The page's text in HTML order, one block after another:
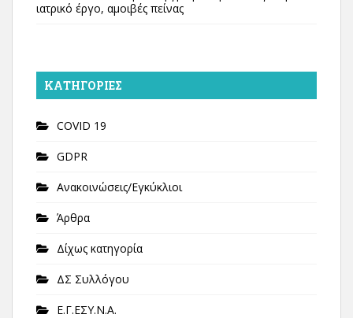
ιατρικό έργο, αμοιβές πείνας
KΑΤΗΓΟΡΊΕΣ
COVID 19
GDPR
Ανακοινώσεις/Εγκύκλιοι
Άρθρα
Δίχως κατηγορία
ΔΣ Συλλόγου
Ε.Γ.ΕΣΥ.Ν.Α.